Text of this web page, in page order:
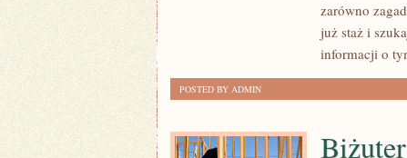
ARCHITEKTURA
zarówno
już staż i
informacji o
POSTED BY ADMIN